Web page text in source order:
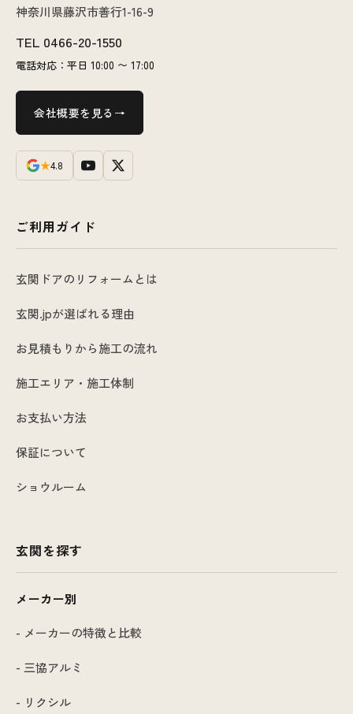
神奈川県藤沢市善行1-16-9
TEL 0466-20-1550
電話対応：平日 10:00 〜 17:00
会社概要を見る
★4.8
ご利用ガイド
玄関ドアのリフォームとは
玄関.jpが選ばれる理由
お見積もりから施工の流れ
施工エリア・施工体制
お支払い方法
保証について
ショウルーム
玄関を探す
メーカー別
- メーカーの特徴と比較
- 三協アルミ
- リクシル